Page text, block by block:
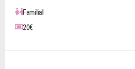
Familial
20€